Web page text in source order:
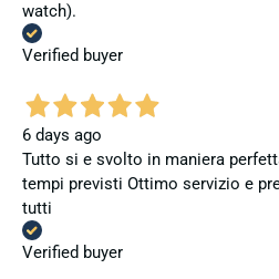
watch).
Verified buyer
6 days ago
Tutto si e svolto in maniera
tempi previsti Ottimo servizio e
tutti
Verified buyer